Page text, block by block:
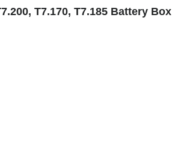
T7.170, T7.185 Battery Box